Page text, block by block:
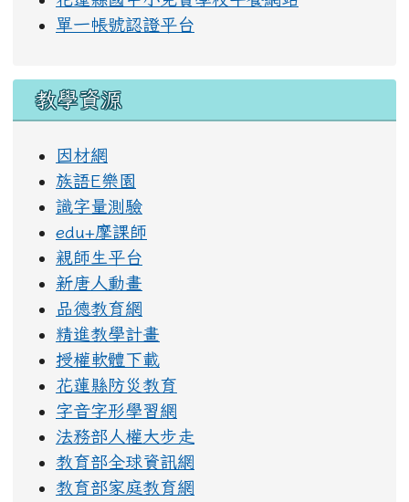
單一帳號認證平台
教學資源
因材網
族語E樂園
識字量測驗
edu+摩課師
親師生平台
新唐人動畫
品德教育網
精進教學計畫
授權軟體下載
花蓮縣防災教育
字音字形學習網
法務部人權大步走
教育部全球資訊網
教育部家庭教育網